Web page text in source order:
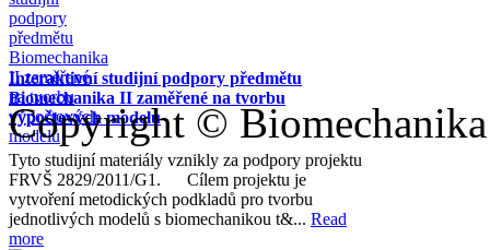
Interaktivní studijní podpory předmětu
Biomechanika II zaměřené na tvorbu
výpočtových modelů
Tyto studijní materiály vznikly za podpory projektu
FRVŠ 2829/2011/G1. Cílem projektu je
vytvoření metodických podkladů pro tvorbu
jednotlivých modelů s biomechanikou t&... Read
more
Copyright ©